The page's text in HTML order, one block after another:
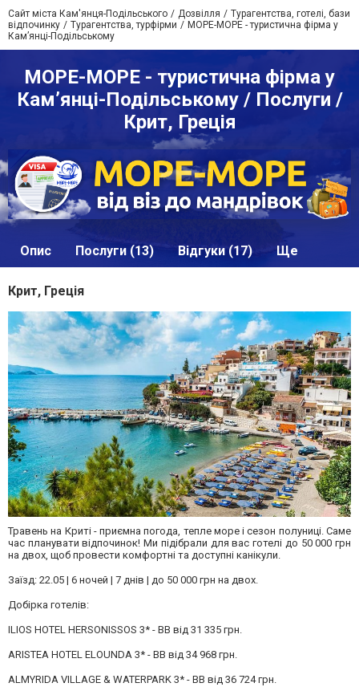
Сайт міста Кам'янця-Подільського Дозвілля
Турагентства, готелі, бази
відпочинку
Турагентства, турфірми
МОРЕ-МОРЕ - туристична фірма у
Кам’янці-Подільському
МОРЕ-МОРЕ - туристична фірма у
Кам’янці-Подільському / Послуги /
Крит, Греція
Опис Послуги (13) Відгуки (17) Ще
Крит, Греція
Травень на Криті - приємна погода, тепле море і сезон полуниці. Саме
час планувати відпочинок! Ми підібрали для вас готелі до 50 000 грн
на двох, щоб провести комфортні та доступні канікули.
Заїзд: 22.05 | 6 ночей | 7 днів | до 50 000 грн на двох.
Добірка готелів:
ILIOS HOTEL HERSONISSOS 3* - BB від 31 335 грн.
ARISTEA HOTEL ELOUNDA 3* - BB від 34 968 грн.
ALMYRIDA VILLAGE & WATERPARK 3* - BB від 36 724 грн.